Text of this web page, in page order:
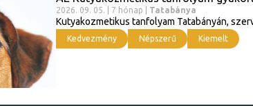
2026. 09. 05. | 7 hónap | Tatabánya
Kutyakozmetikus tanfolyam Tatabányán,
Kedvezmény Népszerű Kiemelt